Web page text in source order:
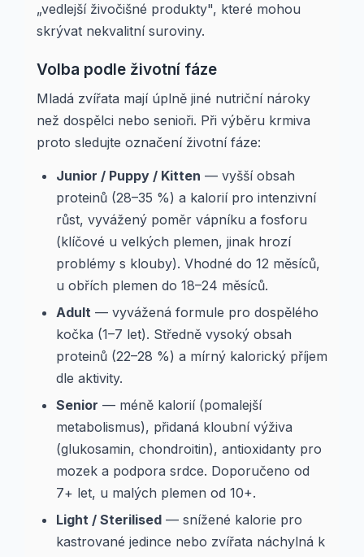
„vedlejší živočišné produkty", které mohou
skrývat nekvalitní suroviny.
Volba podle životní fáze
Mladá zvířata mají úplně jiné nutriční nároky
než dospělci nebo senioři. Při výběru krmiva
proto sledujte označení životní fáze:
Junior / Puppy / Kitten — vyšší obsah
proteinů (28–35 %) a kalorií pro intenzivní
růst, vyvážený poměr vápníku a fosforu
(klíčové u velkých plemen, jinak hrozí
problémy s klouby). Vhodné do 12 měsíců,
u obřích plemen do 18–24 měsíců.
Adult — vyvážená formule pro dospělého
kočka (1–7 let). Středně vysoký obsah
proteinů (22–28 %) a mírný kalorický příjem
dle aktivity.
Senior — méně kalorií (pomalejší
metabolismus), přidaná kloubní výživa
(glukosamin, chondroitin), antioxidanty pro
mozek a podpora srdce. Doporučeno od
7+ let, u malých plemen od 10+.
Light / Sterilised — snížené kalorie pro
kastrované jedince nebo zvířata náchylná k